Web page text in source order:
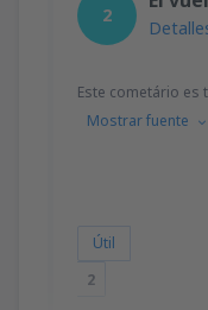
2
Este cometário es
Mostrar fuente
Útil
2